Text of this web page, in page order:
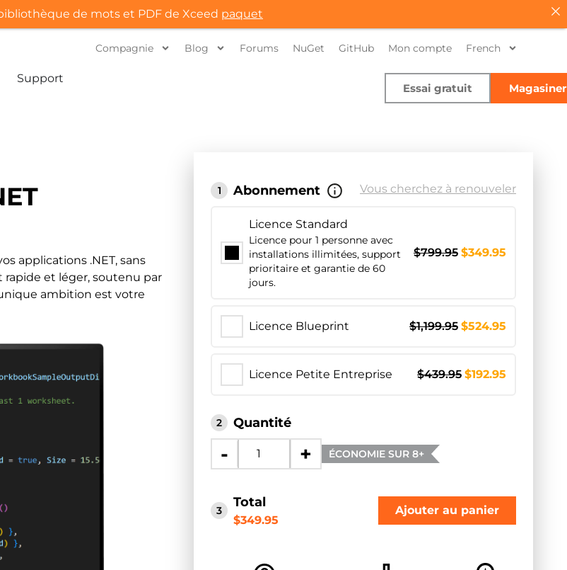
Compagnie Blog Forums NuGet GitHub Mon compte French
Support
Essai gratuit Magasiner
applications .NET, sans
rapide et léger, soutenu par
ambition est votre
1 Abonnement Vous cherchez à renouveler
Licence Standard
Licence pour 1 personne avec
installations illimitées, support
prioritaire et garantie de 60
jours.
$799.95 $349.95
Licence Blueprint $1,199.95 $524.95
Licence Petite Entreprise $439.95 $192.95
2 Quantité
- + ÉCONOMIE SUR 8+
3
Total
$349.95
Ajouter au panier
de mots et PDF de Xceed paquet